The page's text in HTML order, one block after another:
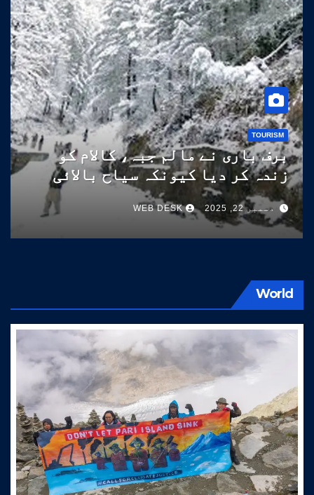
TOURISM
برف باری نے مالم جبہ، کالام کو
زندہ کر دیا کیونکہ سیاح بالائی
سوات کی طرف آتے ہیں
دسمبر 22, 2025 WEB DESK
World